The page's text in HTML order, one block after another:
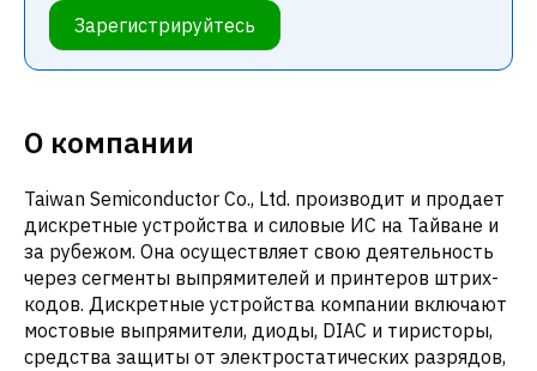
Зарегистрируйтесь
О компании
Taiwan Semiconductor Co., Ltd. производит и продает
дискретные устройства и силовые ИС на Тайване и
за рубежом. Она осуществляет свою деятельность
через сегменты выпрямителей и принтеров штрих-
кодов. Дискретные устройства компании включают
мостовые выпрямители, диоды, DIAC и тиристоры,
средства защиты от электростатических разрядов,